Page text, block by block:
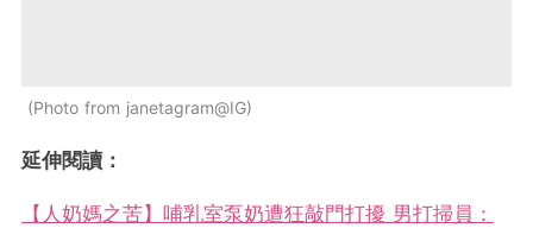
Photo from janetagram@IG
延伸閱讀：
【人奶媽之苦】哺乳室泵奶遭狂敲門打擾 男打掃員：